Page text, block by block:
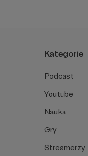
Kategorie
Podcast
Youtube
Nauka
Gry
Streamerzy